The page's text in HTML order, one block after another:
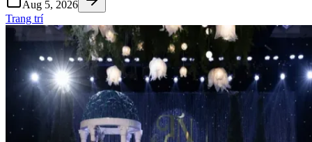
Aug 5, 2026
Trang trí